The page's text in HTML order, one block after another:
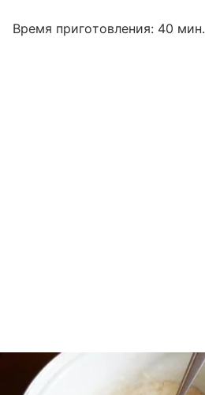
Время приготовления: 40 мин.